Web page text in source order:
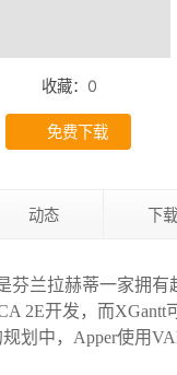
收藏： 0
免费下载
动态 下载
是芬兰拉赫蒂一家拥
2E开发，而
划中，Apper使用